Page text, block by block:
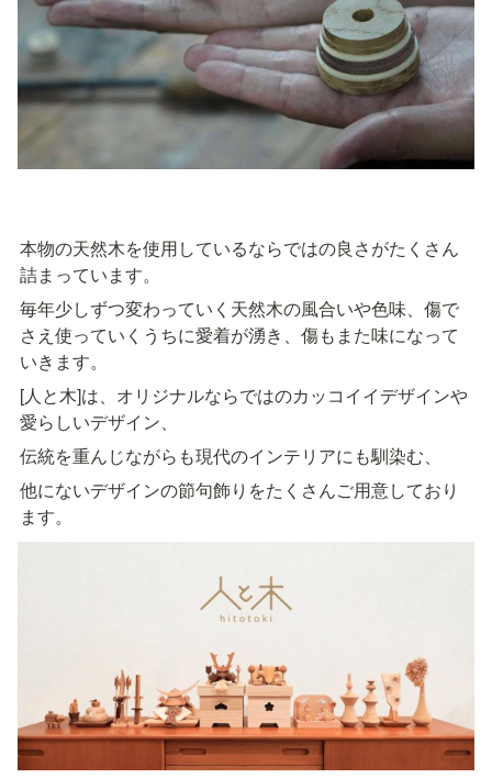
本物の天然木を使用しているならではの良さがたくさん
詰まっています。
毎年少しずつ変わっていく天然木の風合いや色味、傷で
さえ使っていくうちに愛着が湧き、傷もまた味になって
いきます。
[人と木]は、オリジナルならではのカッコイイデザインや
愛らしいデザイン、
伝統を重んじながらも現代のインテリアにも馴染む、
他にないデザインの節句飾りをたくさんご用意しており
ます。